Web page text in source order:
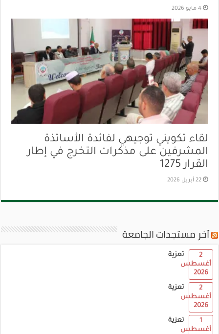
4 مايو 2026
لقاء تكويني توجيهي لفائدة الأساتذة
المشرفين على مذكرات التخرج في إطار
القرار 1275
22 أبريل 2026
آخر مستجدات الجامعة
تعزية
2
أغسطس
2026
تعزية
2
أغسطس
2026
تعزية
1
أغسطس